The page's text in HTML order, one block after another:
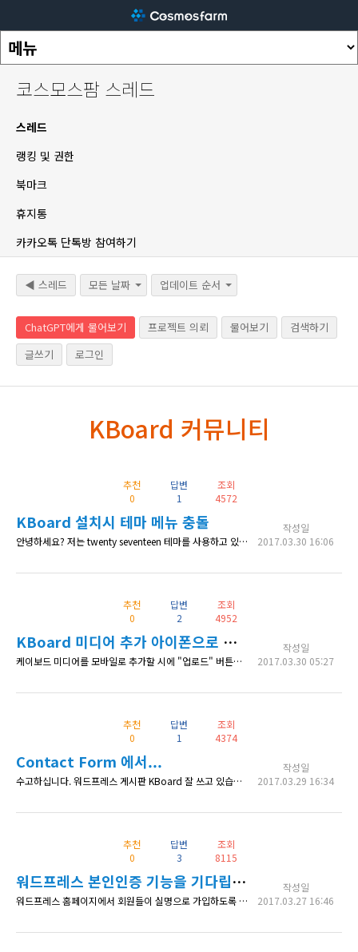
코스모스팜 스레드
스레드
랭킹 및 권한
북마크
휴지통
카카오톡 단톡방 참여하기
◀ 스레드 모든 날짜 업데이트 순서
ChatGPT에게 물어보기 프로젝트 의뢰 물어보기
검색하기
글쓰기
로그인
KBoard 커뮤니티
추천
0
답변
1
조회
4572
KBoard 설치시 테마 메뉴 충돌
안녕하세요? 저는 twenty seventeen 테마를 사용하고 있고요. 워드프레스 KBoard 플러그인 설치하니 홈페이지 메뉴 부분이 이상해지는데요. 왜 그럴까요? 하위 메뉴만 등록하면 흐트러져요... 대표 메뉴만 있으면 괜찮은데.. 그리고 KBoard 플러그인을 제거하면 메뉴 부분이 똑바로 나옵니다. 무슨 충돌이 있는 것일까요?
작성일
2017.03.30 16:06
추천
0
답변
2
조회
4952
KBoard 미디어 추가 아이폰으로 업로드 시 문제
케이보드 미디어를 모바일로 추가할 시에 "업로드" 버튼을 두 번 이상 눌러야 창이 뜨는데 혹시 저만 그런 건지 궁금합니다. 테스트는 아이폰 6 플러스로 해보았습니다. 감사합니다 ^^
작성일
2017.03.30 05:27
추천
0
답변
1
조회
4374
Contact Form 에서...
수고하십니다. 워드프레스 게시판 KBoard 잘 쓰고 있습니다. 다만 Contact Form 스킨에서 이메일 주소 입력이 필수로 돼 있는데. 이걸 뺄 방법이 없을까요? 수고하십시오.
작성일
2017.03.29 16:34
추천
0
답변
3
조회
8115
워드프레스 본인인증 기능을 기다립니다 ^^
워드프레스 홈페이지에서 회원들이 실명으로 가입하도록 해야 하는데 본인인증 기능이 있으면 합니다. 휴대폰으로 본인인증 같은... 가능할까요? ^^ 답변에 미리 감사드립니다.
작성일
2017.03.27 16:46